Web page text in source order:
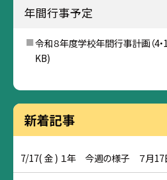
年間行事予定
令和８年度学校年間行事計画（4・
KB)
新着記事
7/17( 金 ) １年 今週の様子 ７月17